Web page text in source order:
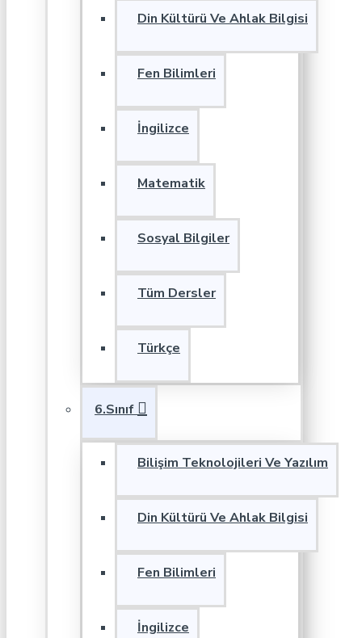
Din Kültürü Ve Ahlak Bilgisi
Fen Bilimleri
İngilizce
Matematik
Sosyal Bilgiler
Tüm Dersler
Türkçe
6.Sınıf
Bilişim Teknolojileri Ve Yazılım
Din Kültürü Ve Ahlak Bilgisi
Fen Bilimleri
İngilizce